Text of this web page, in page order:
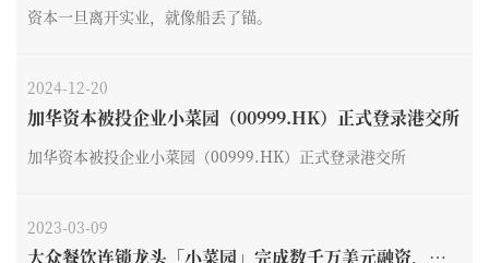
资本一旦离开实业，就像船丢了锚。
2024-12-20
加华资本被投企业小菜园（00999.HK）正式登录港交所
加华资本被投企业小菜园（00999.HK）正式登录港交所
2023-03-09
大众餐饮连锁龙头「小菜园」完成数千万美元融资，加